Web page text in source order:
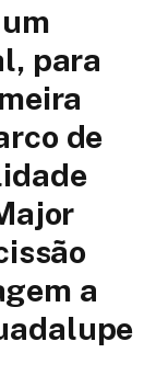
para
de
a